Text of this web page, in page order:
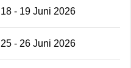
18 - 19 Juni 2026
25 - 26 Juni 2026